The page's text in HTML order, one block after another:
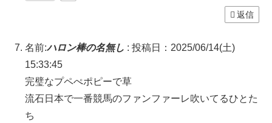
返信
名前:ハロン棒の名無し : 投稿日：2025/06/14(土)
15:33:45
完璧なプペぺポピーで草
流石日本で一番競馬のファンファーレ吹いてるひとた
ち